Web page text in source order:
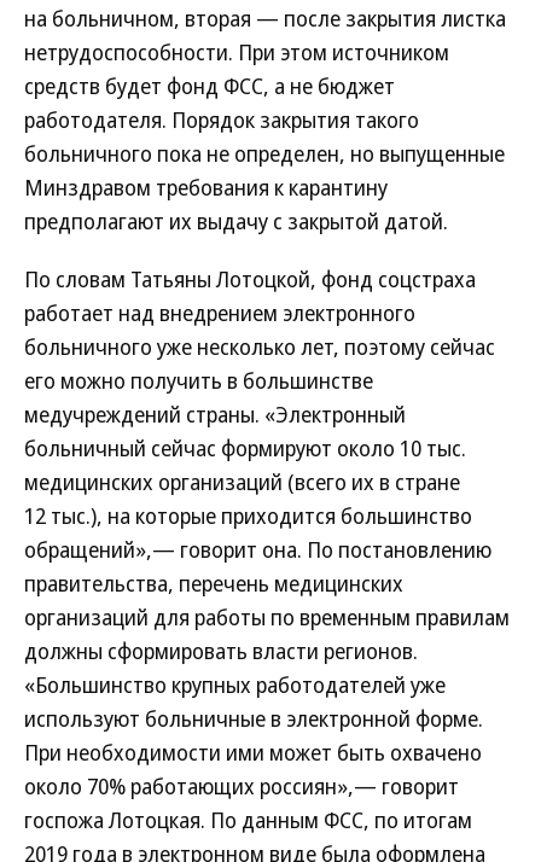
на больничном, вторая — после закрытия листка
нетрудоспособности. При этом источником
средств будет фонд ФСС, а не бюджет
работодателя. Порядок закрытия такого
больничного пока не определен, но выпущенные
Минздравом требования к карантину
предполагают их выдачу с закрытой датой.
По словам Татьяны Лотоцкой, фонд соцстраха
работает над внедрением электронного
больничного уже несколько лет, поэтому сейчас
его можно получить в большинстве
медучреждений страны. «Электронный
больничный сейчас формируют около 10 тыс.
медицинских организаций (всего их в стране
12 тыс.), на которые приходится большинство
обращений»,— говорит она. По постановлению
правительства, перечень медицинских
организаций для работы по временным правилам
должны сформировать власти регионов.
«Большинство крупных работодателей уже
используют больничные в электронной форме.
При необходимости ими может быть охвачено
около 70% работающих россиян»,— говорит
госпожа Лотоцкая. По данным ФСС, по итогам
2019 года в электронном виде была оформлена